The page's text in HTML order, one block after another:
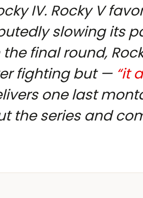
IV. Rocky V
slowing its
final round,
fighting but — “it
one last
the series and